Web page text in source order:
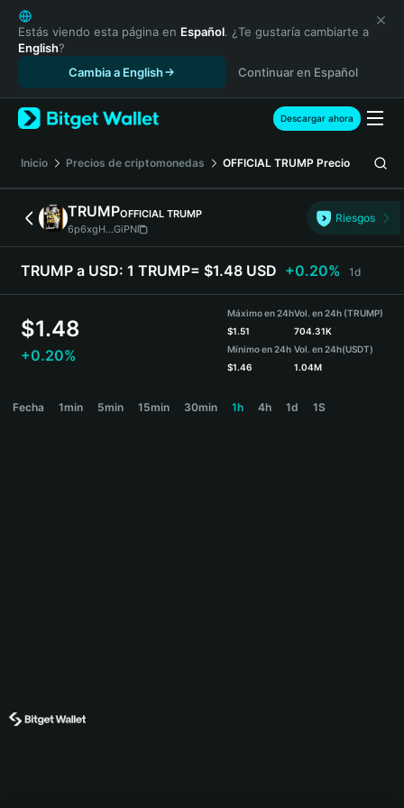
English
日本語
Tiếng Việt
Español (Latinoamérica)
Türkçe
Français
Deutsch
简体中文
繁體中文
Português (Portugal)
Bahasa Indonesia
ภาษาไทย
Español
Español (Argentina)
Estás viendo esta página en Español. ¿Te gustaría cambiarte a
English?
Cambia a English
Continuar en Español
Descargar ahora
Inicio Precios de criptomonedas OFFICIAL TRUMP Precio
TRUMPOFFICIAL TRUMP
6p6xgH...GiPN
Riesgos
TRUMP a USD: 1 TRUMP= $1.48 USD +0.20% 1d
$1.48
+0.20%
Máximo en 24h
$1.51
Mínimo en 24h
$1.46
Vol. en 24h (TRUMP)
704.31K
Vol. en 24h(USDT)
1.04M
Fecha 1min 5min 15min 30min 1h 4h 1d 1S